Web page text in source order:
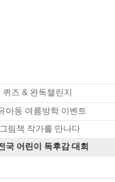
퀴즈 & 완독챌린지
아동 여름방학 이벤트
림책 작가를 만나다
국 어린이 독후감 대회